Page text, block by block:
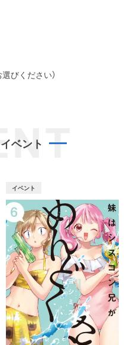
びください）
ベント
イベント